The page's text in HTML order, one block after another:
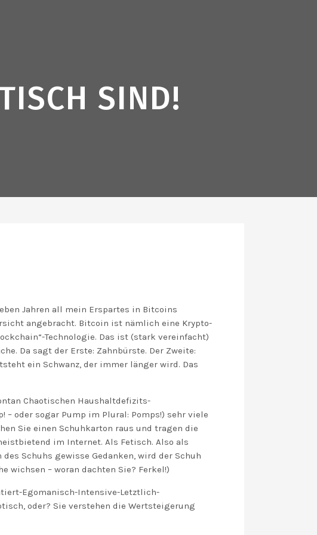
SIND!
Jahren all mein Erspartes in Bitcoins
angebracht. Bitcoin ist nämlich eine Krypto-
Technologie. Das ist (stark vereinfacht)
Da sagt der Erste: Zahnbürste. Der Zweite:
ein Schwanz, der immer länger wird. Das
Chaotischen Haushaltdefizits-
– oder sogar Pump im Plural: Pomps!) sehr viele
Sie einen Schuhkarton raus und tragen die
im Internet. Als Fetisch. Also als
des Schuhs gewisse Gedanken, wird der Schuh
wichsen – woran dachten Sie? Ferkel!)
Egomanisch-Intensive-Letztlich-
oder? Sie verstehen die Wertsteigerung